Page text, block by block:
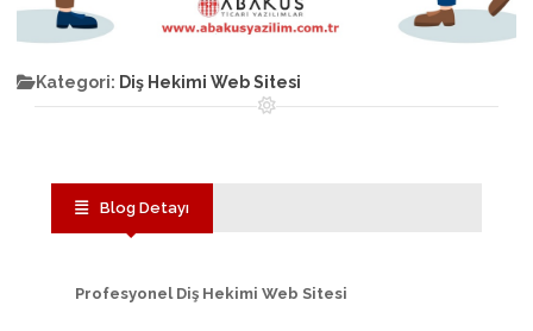
Kategori: Diş Hekimi Web Sitesi
Blog Detayı
Profesyonel Diş Hekimi Web Sitesi